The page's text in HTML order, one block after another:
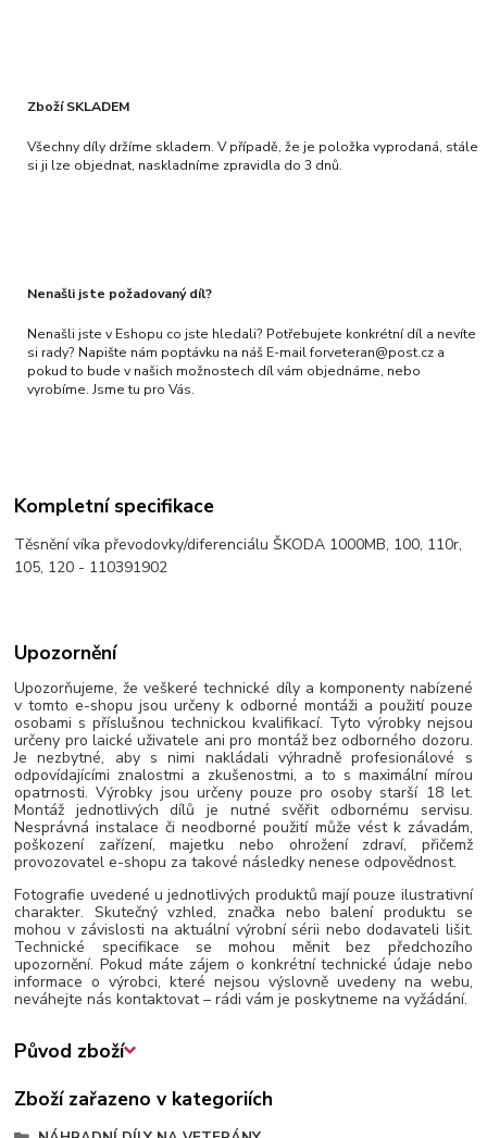
Zboží SKLADEM
Všechny díly držíme skladem. V případě, že je položka vyprodaná, stále
si ji lze objednat, naskladníme zpravidla do 3 dnů.
Nenašli jste požadovaný díl?
Nenašli jste v Eshopu co jste hledali? Potřebujete konkrétní díl a nevíte
si rady? Napište nám poptávku na náš E-mail forveteran@post.cz a
pokud to bude v našich možnostech díl vám objednáme, nebo
vyrobíme. Jsme tu pro Vás.
Kompletní specifikace
Těsnění víka převodovky/diferenciálu ŠKODA 1000MB, 100, 110r,
105, 120 - 110391902
Upozornění
Upozorňujeme, že veškeré technické díly a komponenty nabízené
v tomto e-shopu jsou určeny k odborné montáži a použití pouze
osobami s příslušnou technickou kvalifikací. Tyto výrobky nejsou
určeny pro laické uživatele ani pro montáž bez odborného dozoru.
Je nezbytné, aby s nimi nakládali výhradně profesionálové s
odpovídajícími znalostmi a zkušenostmi, a to s maximální mírou
opatrnosti. Výrobky jsou určeny pouze pro osoby starší 18 let.
Montáž jednotlivých dílů je nutné svěřit odbornému servisu.
Nesprávná instalace či neodborné použití může vést k závadám,
poškození zařízení, majetku nebo ohrožení zdraví, přičemž
provozovatel e-shopu za takové následky nenese odpovědnost.
Fotografie uvedené u jednotlivých produktů mají pouze ilustrativní
charakter. Skutečný vzhled, značka nebo balení produktu se
mohou v závislosti na aktuální výrobní sérii nebo dodavateli lišit.
Technické specifikace se mohou měnit bez předchozího
upozornění. Pokud máte zájem o konkrétní technické údaje nebo
informace o výrobci, které nejsou výslovně uvedeny na webu,
neváhejte nás kontaktovat – rádi vám je poskytneme na vyžádání.
Původ zboží
Zboží zařazeno v kategoriích